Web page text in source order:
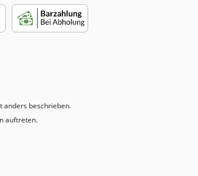
anders beschrieben.
auftreten.